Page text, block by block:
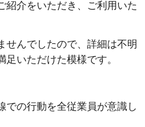
紹介をいただき、ご利用いた
せんでしたので、詳細は不明
いただけた模様です。
での行動を全従業員が意識し